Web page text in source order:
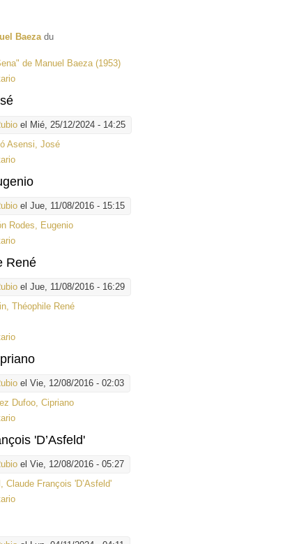
Baezadu
de Manuel Baeza (1953)
el Mié, 25/12/2024 - 14:25
Asensi, José
el Jue, 11/08/2016 - 15:15
Rodes, Eugenio
René
el Jue, 11/08/2016 - 16:29
Théophile René
el Vie, 12/08/2016 - 02:03
Dufoo, Cipriano
'D’Asfeld'
el Vie, 12/08/2016 - 05:27
Claude François 'D’Asfeld'